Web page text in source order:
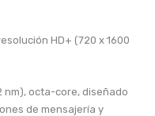
HD+ (720 x 1600
nm), octa-core, diseñado
de mensajería y